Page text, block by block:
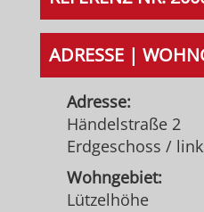
ADRESSE |
Adresse:
Händelstraße 2
Erdgeschoss /
Wohngebiet:
Lützelhöhe